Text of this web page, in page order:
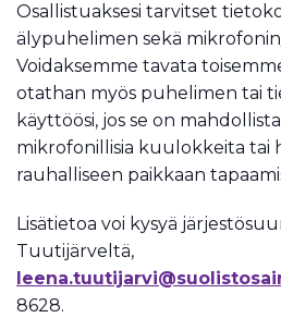
Osallistuaksesi tarvitset
älypuhelimen sekä
Voidaksemme tavata
otathan myös puhelimen tai
käyttöösi, jos se on
mikrofonillisia kuulokkeita tai
rauhalliseen paikkaan
Lisätietoa voi kysyä
Tuutijärveltä,
8628.